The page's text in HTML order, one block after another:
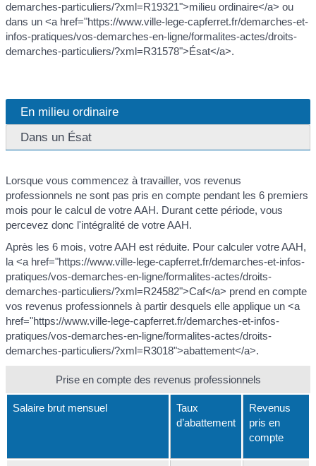
demarches-particuliers/?xml=R19321">milieu ordinaire</a> ou
dans un <a href="https://www.ville-lege-capferret.fr/demarches-et-
infos-pratiques/vos-demarches-en-ligne/formalites-actes/droits-
demarches-particuliers/?xml=R31578">Ésat</a>.
En milieu ordinaire
Dans un Ésat
Lorsque vous commencez à travailler, vos revenus
professionnels ne sont pas pris en compte pendant les 6 premiers
mois pour le calcul de votre AAH. Durant cette période, vous
percevez donc l'intégralité de votre AAH.
Après les 6 mois, votre AAH est réduite. Pour calculer votre AAH,
la <a href="https://www.ville-lege-capferret.fr/demarches-et-infos-
pratiques/vos-demarches-en-ligne/formalites-actes/droits-
demarches-particuliers/?xml=R24582">Caf</a> prend en compte
vos revenus professionnels à partir desquels elle applique un <a
href="https://www.ville-lege-capferret.fr/demarches-et-infos-
pratiques/vos-demarches-en-ligne/formalites-actes/droits-
demarches-particuliers/?xml=R3018">abattement</a>.
Prise en compte des revenus professionnels
Salaire brut mensuel
Taux
d’abattement
Revenus
pris en
compte